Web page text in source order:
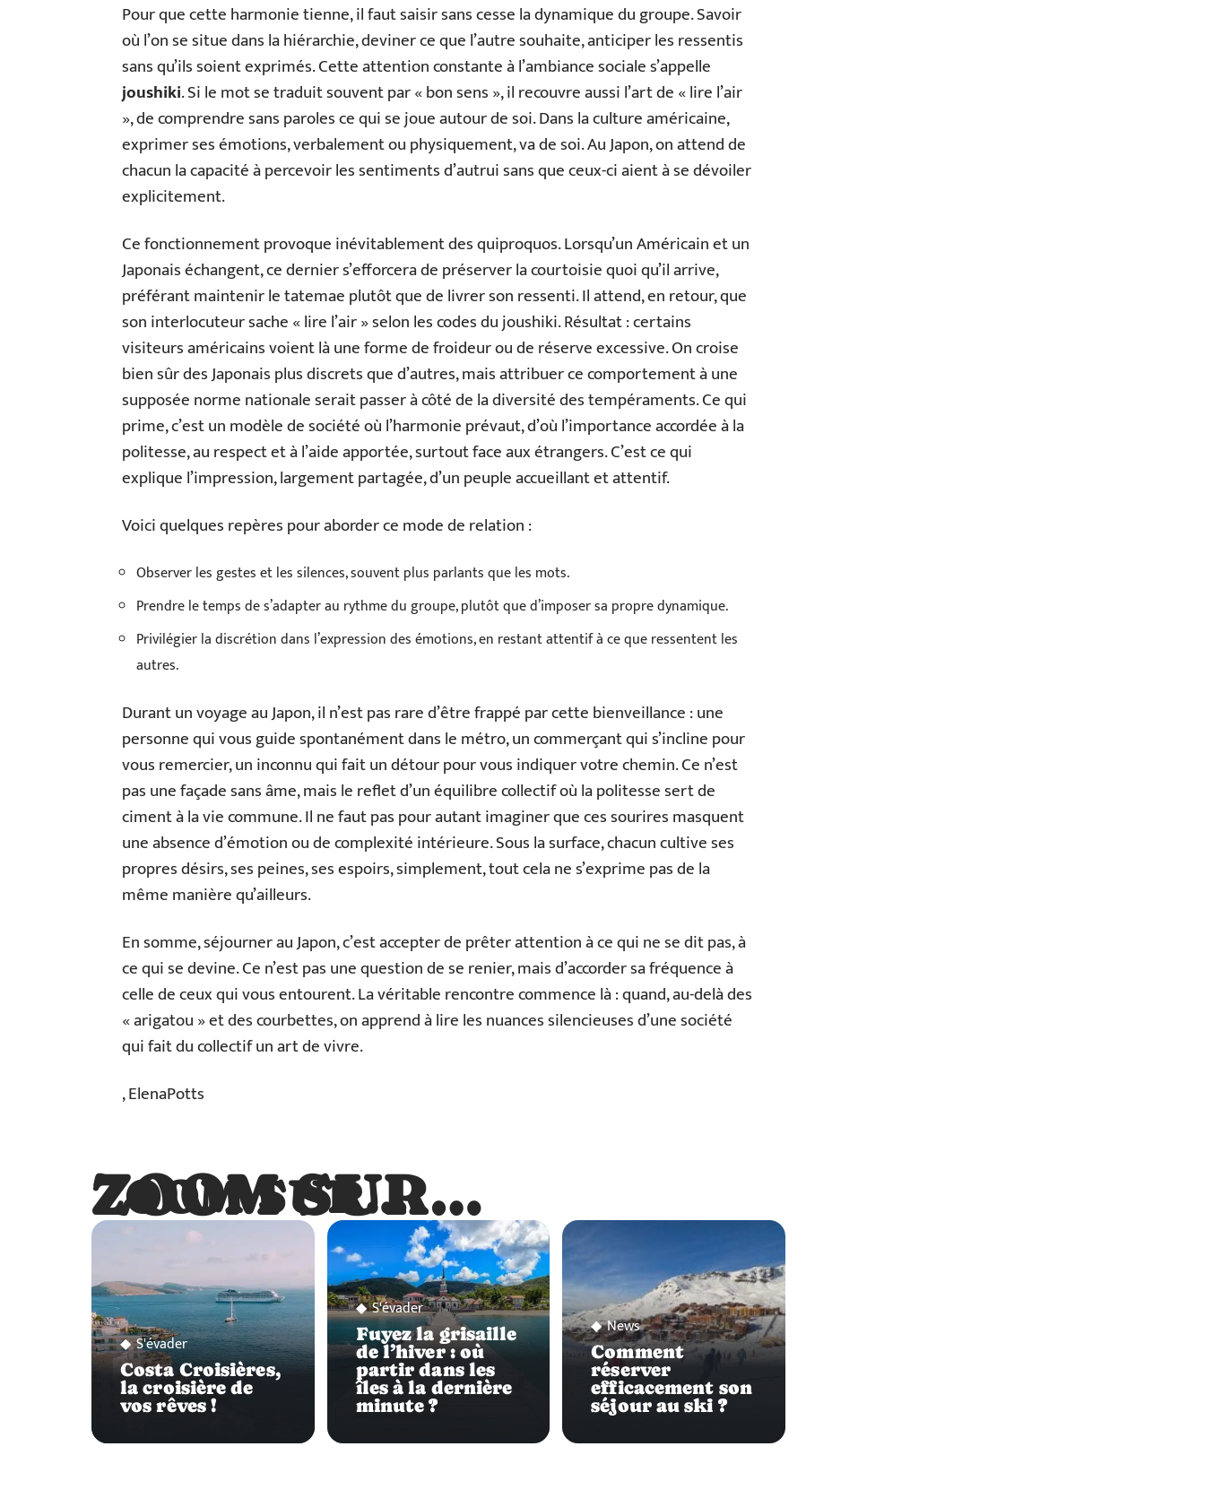
Pour que cette harmonie tienne, il faut saisir sans cesse la dynamique du groupe. Savoir
où l’on se situe dans la hiérarchie, deviner ce que l’autre souhaite, anticiper les ressentis
sans qu’ils soient exprimés. Cette attention constante à l’ambiance sociale s’appelle
joushiki. Si le mot se traduit souvent par « bon sens », il recouvre aussi l’art de « lire l’air
», de comprendre sans paroles ce qui se joue autour de soi. Dans la culture américaine,
exprimer ses émotions, verbalement ou physiquement, va de soi. Au Japon, on attend de
chacun la capacité à percevoir les sentiments d’autrui sans que ceux-ci aient à se dévoiler
explicitement.
Ce fonctionnement provoque inévitablement des quiproquos. Lorsqu’un Américain et un
Japonais échangent, ce dernier s’efforcera de préserver la courtoisie quoi qu’il arrive,
préférant maintenir le tatemae plutôt que de livrer son ressenti. Il attend, en retour, que
son interlocuteur sache « lire l’air » selon les codes du joushiki. Résultat : certains
visiteurs américains voient là une forme de froideur ou de réserve excessive. On croise
bien sûr des Japonais plus discrets que d’autres, mais attribuer ce comportement à une
supposée norme nationale serait passer à côté de la diversité des tempéraments. Ce qui
prime, c’est un modèle de société où l’harmonie prévaut, d’où l’importance accordée à la
politesse, au respect et à l’aide apportée, surtout face aux étrangers. C’est ce qui
explique l’impression, largement partagée, d’un peuple accueillant et attentif.
Voici quelques repères pour aborder ce mode de relation :
Observer les gestes et les silences, souvent plus parlants que les mots.
Prendre le temps de s’adapter au rythme du groupe, plutôt que d’imposer sa propre dynamique.
Privilégier la discrétion dans l’expression des émotions, en restant attentif à ce que ressentent les
autres.
Durant un voyage au Japon, il n’est pas rare d’être frappé par cette bienveillance : une
personne qui vous guide spontanément dans le métro, un commerçant qui s’incline pour
vous remercier, un inconnu qui fait un détour pour vous indiquer votre chemin. Ce n’est
pas une façade sans âme, mais le reflet d’un équilibre collectif où la politesse sert de
ciment à la vie commune. Il ne faut pas pour autant imaginer que ces sourires masquent
une absence d’émotion ou de complexité intérieure. Sous la surface, chacun cultive ses
propres désirs, ses peines, ses espoirs, simplement, tout cela ne s’exprime pas de la
même manière qu’ailleurs.
En somme, séjourner au Japon, c’est accepter de prêter attention à ce qui ne se dit pas, à
ce qui se devine. Ce n’est pas une question de se renier, mais d’accorder sa fréquence à
celle de ceux qui vous entourent. La véritable rencontre commence là : quand, au-delà des
« arigatou » et des courbettes, on apprend à lire les nuances silencieuses d’une société
qui fait du collectif un art de vivre.
, ElenaPotts
ZOOM SUR…
ZOOM SUR…
S'évader
Costa Croisières,
la croisière de
vos rêves !
S'évader
Fuyez la grisaille
de l’hiver : où
partir dans les
îles à la dernière
minute ?
News
Comment
réserver
efficacement son
séjour au ski ?